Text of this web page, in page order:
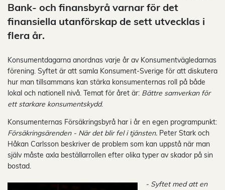
Bank- och finansbyrå varnar för det
finansiella utanförskap de sett utvecklas i
flera år.
Konsumentdagarna anordnas varje år av Konsumentvägledarnas
förening. Syftet är att samla Konsument-Sverige för att diskutera
hur man tillsammans kan stärka konsumenternas roll på både
lokal och nationell nivå. Temat för året är: Bättre samverkan för
ett starkare konsumentskydd.
Konsumenternas Försäkringsbyrå har i år en egen programpunkt:
Försäkringsärenden - När det blir fel i tjänsten. Peter Stark och
Håkan Carlsson beskriver de problem som kan uppstå när man
själv måste axla beställarrollen efter olika typer av skador på sin
bostad.
- Syftet med att en